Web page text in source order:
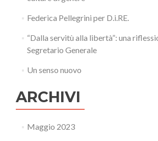
Federica Pellegrini per D.i.RE.
“Dalla servitù alla libertà”: una
Segretario Generale
Un senso nuovo
ARCHIVI
Maggio 2023